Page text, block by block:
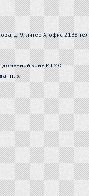
д. 9, литер А, офис 2138
доменной зоне ИТМО